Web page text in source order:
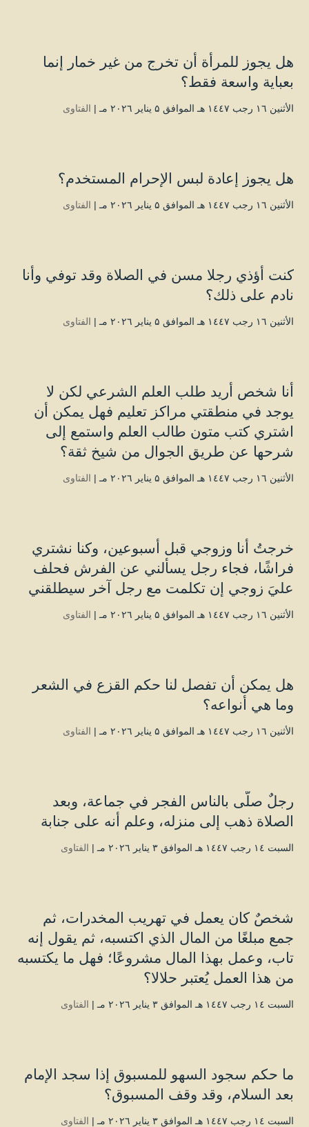
هل يجوز للمرأة أن تخرج من غير خمار إنما
بعباية واسعة فقط؟
الأثنين ۱٦ رجب ۱٤٤۷ هـ الموافق ۵ يناير ۲۰۲٦ مـ | الفتاوى
هل يجوز إعادة لبس الإحرام المستخدم؟
الأثنين ۱٦ رجب ۱٤٤۷ هـ الموافق ۵ يناير ۲۰۲٦ مـ | الفتاوى
كنت أؤذي رجلا مسن في الصلاة وقد توفي وأنا
نادم على ذلك؟
الأثنين ۱٦ رجب ۱٤٤۷ هـ الموافق ۵ يناير ۲۰۲٦ مـ | الفتاوى
أنا شخص أريد طلب العلم الشرعي لكن لا
يوجد في منطقتي مراكز تعليم فهل يمكن أن
اشتري كتب متون طالب العلم واستمع إلى
شرحها عن طريق الجوال من شيخ ثقة؟
الأثنين ۱٦ رجب ۱٤٤۷ هـ الموافق ۵ يناير ۲۰۲٦ مـ | الفتاوى
خرجتُ أنا وزوجي قبل أسبوعين، وكنا نشتري
فراشًا، فجاء رجل يسألني عن الفرش فحلف
عليَ زوجي إن تكلمت مع رجل آخر سيطلقني
الأثنين ۱٦ رجب ۱٤٤۷ هـ الموافق ۵ يناير ۲۰۲٦ مـ | الفتاوى
هل يمكن أن تفصل لنا حكم القزع في الشعر
وما هي أنواعه؟
الأثنين ۱٦ رجب ۱٤٤۷ هـ الموافق ۵ يناير ۲۰۲٦ مـ | الفتاوى
رجلٌ صلّى بالناس الفجر في جماعة، وبعد
الصلاة ذهب إلى منزله، وعلم أنه على جنابة
السبت ۱٤ رجب ۱٤٤۷ هـ الموافق ۳ يناير ۲۰۲٦ مـ | الفتاوى
شخصٌ كان يعمل في تهريب المخدرات، ثم
جمع مبلغًا من المال الذي اكتسبه، ثم يقول إنه
تاب، وعمل بهذا المال مشروعًا؛ فهل ما يكتسبه
من هذا العمل يُعتبر حلالا؟
السبت ۱٤ رجب ۱٤٤۷ هـ الموافق ۳ يناير ۲۰۲٦ مـ | الفتاوى
ما حكم سجود السهو للمسبوق إذا سجد الإمام
بعد السلام، وقد وقف المسبوق؟
السبت ۱٤ رجب ۱٤٤۷ هـ الموافق ۳ يناير ۲۰۲٦ مـ | الفتاوى